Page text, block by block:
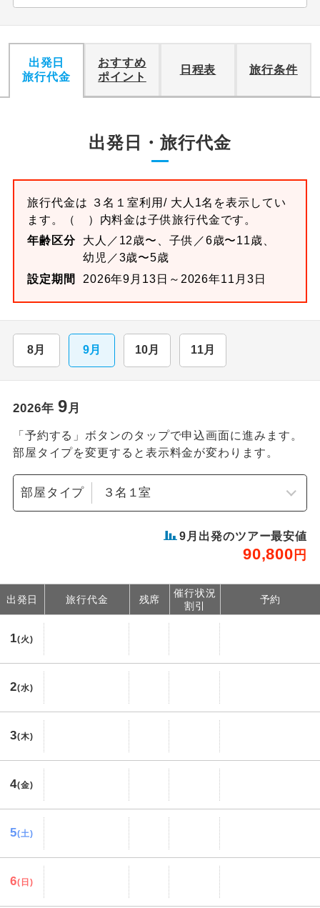
出発日
旅行代金
おすすめ
ポイント
日程表 旅行条件
出発日・旅行代金
旅行代金は ３名１室利用/ 大人1名を表示してい
ます。
（ ）内料金は子供旅行代金です。
年齢区分
大人／12歳〜、子供／6歳〜11歳、
幼児／3歳〜5歳
設定期間
2026年9月13日～2026年11月3日
8月 9月 10月 11月
2026年 9月
「予約する」ボタンのタップで申込画面に進みます。
部屋タイプを変更すると表示料金が変わります。
部屋タイプ
9 月出発のツアー最安値
90,800 円
出発日 旅行代金 残席
催行状況
割引
予約
1(火)
2(水)
3(木)
4(金)
5(土)
6(日)